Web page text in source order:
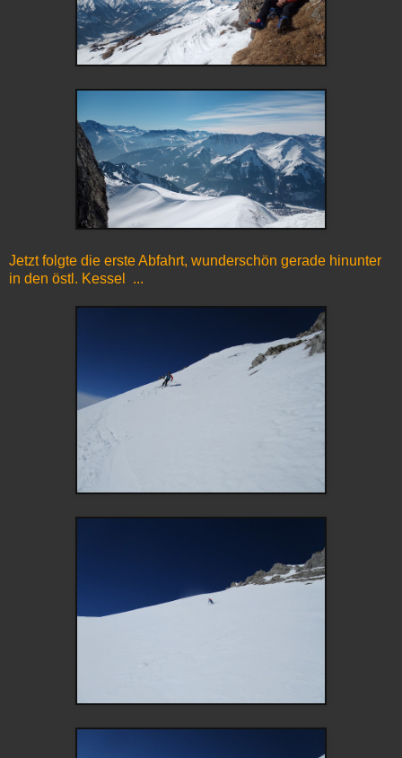
Jetzt folgte die erste Abfahrt, wunderschön gerade hinunter
in den östl. Kessel ...